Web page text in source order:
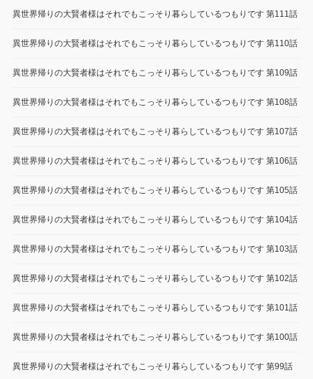
異世界帰りの大賢者様はそれでもこっそり暮らしているつもりです 第111話
異世界帰りの大賢者様はそれでもこっそり暮らしているつもりです 第110話
異世界帰りの大賢者様はそれでもこっそり暮らしているつもりです 第109話
異世界帰りの大賢者様はそれでもこっそり暮らしているつもりです 第108話
異世界帰りの大賢者様はそれでもこっそり暮らしているつもりです 第107話
異世界帰りの大賢者様はそれでもこっそり暮らしているつもりです 第106話
異世界帰りの大賢者様はそれでもこっそり暮らしているつもりです 第105話
異世界帰りの大賢者様はそれでもこっそり暮らしているつもりです 第104話
異世界帰りの大賢者様はそれでもこっそり暮らしているつもりです 第103話
異世界帰りの大賢者様はそれでもこっそり暮らしているつもりです 第102話
異世界帰りの大賢者様はそれでもこっそり暮らしているつもりです 第101話
異世界帰りの大賢者様はそれでもこっそり暮らしているつもりです 第100話
異世界帰りの大賢者様はそれでもこっそり暮らしているつもりです 第99話